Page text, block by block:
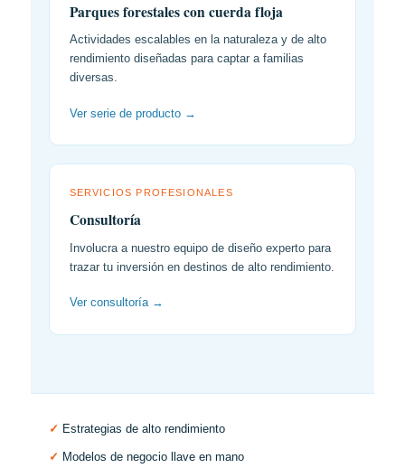
Parques forestales con cuerda floja
Actividades escalables en la naturaleza y de alto
rendimiento diseñadas para captar a familias
diversas.
Ver serie de producto →
SERVICIOS PROFESIONALES
Consultoría
Involucra a nuestro equipo de diseño experto para
trazar tu inversión en destinos de alto rendimiento.
Ver consultoría →
✓ Estrategias de alto rendimiento
✓ Modelos de negocio llave en mano